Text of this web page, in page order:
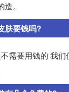
。
肤要钱吗?
需要用钱的 我